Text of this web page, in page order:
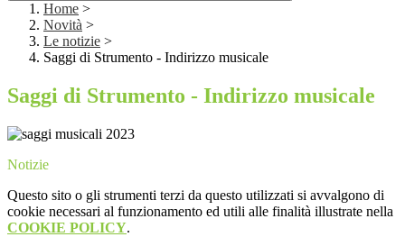
Home >
Novità >
Le notizie >
Saggi di Strumento - Indirizzo musicale
Saggi di Strumento - Indirizzo musicale
Notizie
Questo sito o gli strumenti terzi da questo utilizzati si avvalgono di
cookie necessari al funzionamento ed utili alle finalità illustrate nella
COOKIE POLICY.